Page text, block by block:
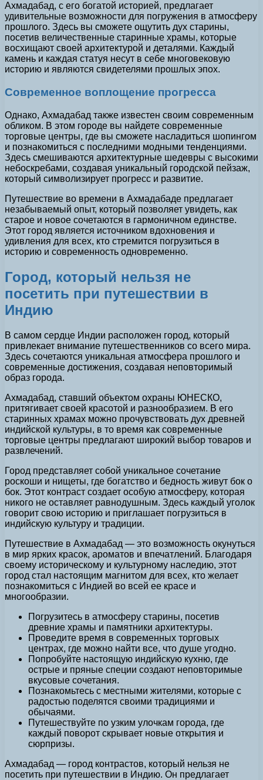
Ахмадабад, с его богатой историей, предлагает
удивительные возможности для погружения в атмосферу
прошлого. Здесь вы сможете ощутить дух старины,
посетив величественные старинные храмы, которые
восхищают своей архитектурой и деталями. Каждый
камень и каждая статуя несут в себе многовековую
историю и являются свидетелями прошлых эпох.
Современное воплощение прогресса
Однако, Ахмадабад также известен своим современным
обликом. В этом городе вы найдете современные
торговые центры, где вы сможете насладиться шопингом
и познакомиться с последними модными тенденциями.
Здесь смешиваются архитектурные шедевры с высокими
небоскребами, создавая уникальный городской пейзаж,
который символизирует прогресс и развитие.
Путешествие во времени в Ахмадабаде предлагает
незабываемый опыт, который позволяет увидеть, как
старое и новое сочетаются в гармоничном единстве.
Этот город является источником вдохновения и
удивления для всех, кто стремится погрузиться в
историю и современность одновременно.
Город, который нельзя не
посетить при путешествии в
Индию
В самом сердце Индии расположен город, который
привлекает внимание путешественников со всего мира.
Здесь сочетаются уникальная атмосфера прошлого и
современные достижения, создавая неповторимый
образ города.
Ахмадабад, ставший объектом охраны ЮНЕСКО,
притягивает своей красотой и разнообразием. В его
старинных храмах можно прочувствовать дух древней
индийской культуры, в то время как современные
торговые центры предлагают широкий выбор товаров и
развлечений.
Город представляет собой уникальное сочетание
роскоши и нищеты, где богатство и бедность живут бок о
бок. Этот контраст создает особую атмосферу, которая
никого не оставляет равнодушным. Здесь каждый уголок
говорит свою историю и приглашает погрузиться в
индийскую культуру и традиции.
Путешествие в Ахмадабад — это возможность окунуться
в мир ярких красок, ароматов и впечатлений. Благодаря
своему историческому и культурному наследию, этот
город стал настоящим магнитом для всех, кто желает
познакомиться с Индией во всей ее красе и
многообразии.
Погрузитесь в атмосферу старины, посетив
древние храмы и памятники архитектуры.
Проведите время в современных торговых
центрах, где можно найти все, что душе угодно.
Попробуйте настоящую индийскую кухню, где
острые и пряные специи создают неповторимые
вкусовые сочетания.
Познакомьтесь с местными жителями, которые с
радостью поделятся своими традициями и
обычаями.
Путешествуйте по узким улочкам города, где
каждый поворот скрывает новые открытия и
сюрпризы.
Ахмадабад — город контрастов, который нельзя не
посетить при путешествии в Индию. Он предлагает